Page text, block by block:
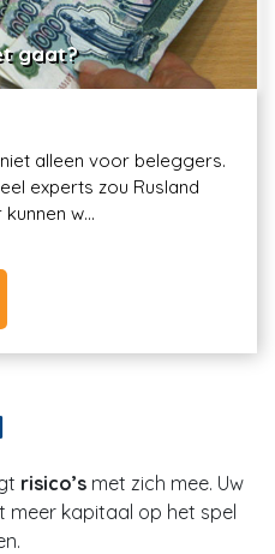
gaat?
alleen voor beleggers.
experts zou Rusland
w...
risico’s met zich mee. Uw
meer kapitaal op het spel